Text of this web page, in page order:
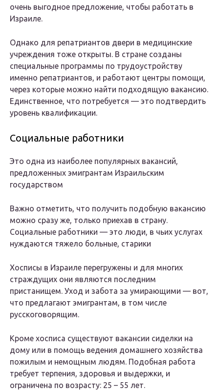
очень выгодное предложение, чтобы работать в
Израиле.
Однако для репатриантов двери в медицинские
учреждения тоже открыты. В стране созданы
специальные программы по трудоустройству
именно репатриантов, и работают центры помощи,
через которые можно найти подходящую вакансию.
Единственное, что потребуется — это подтвердить
уровень квалификации.
Социальные работники
Это одна из наиболее популярных вакансий,
предложенных эмигрантам Израильским
государством
Важно отметить, что получить подобную вакансию
можно сразу же, только приехав в страну.
Социальные работники — это люди, в чьих услугах
нуждаются тяжело больные, старики
Хосписы в Израиле перегружены и для многих
страждущих они являются последним
пристанищем. Уход и забота за умирающими — вот,
что предлагают эмигрантам, в том числе
русскоговорящим.
Кроме хосписа существуют вакансии сиделки на
дому или в помощь ведения домашнего хозяйства
пожилым и немощным людям. Подобная работа
требует терпения, здоровья и выдержки, и
ограничена по возрасту: 25 – 55 лет.